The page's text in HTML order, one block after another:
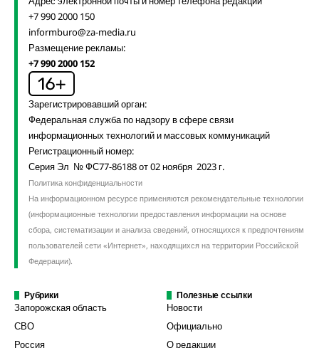
+7 990 2000 150
informburo@za-media.ru
Размещение рекламы:
+7 990 2000 152
Зарегистрировавший орган:
Федеральная служба по надзору в сфере связи
информационных технологий и массовых коммуникаций
Регистрационный номер:
Серия Эл № ФС77-86188 от 02 ноября 2023 г.
Политика конфиденциальности
На информационном ресурсе применяются рекомендательные технологии
(информационные технологии предоставления информации на основе
сбора, систематизации и анализа сведений, относящихся к предпочтениям
пользователей сети «Интернет», находящихся на территории Российской
Федерации).
Рубрики
Запорожская область
СВО
Россия
Полезные ссылки
Новости
Официально
О редакции